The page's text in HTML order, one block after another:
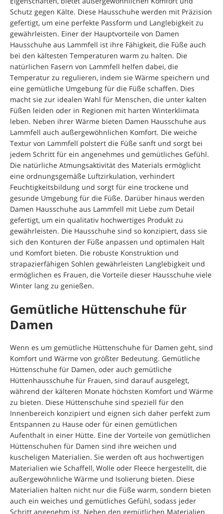
Schutz gegen Kälte. Diese Hausschuhe werden mit Präzision
gefertigt, um eine perfekte Passform und Langlebigkeit zu
gewährleisten. Einer der Hauptvorteile von Damen
Hausschuhe aus Lammfell ist ihre Fähigkeit, die Füße auch
bei den kältesten Temperaturen warm zu halten. Die
natürlichen Fasern von Lammfell helfen dabei, die
Temperatur zu regulieren, indem sie Wärme speichern und
eine gemütliche Umgebung für die Füße schaffen. Dies
macht sie zur idealen Wahl für Menschen, die unter kalten
Füßen leiden oder in Regionen mit harten Winterklimata
leben. Neben ihrer Wärme bieten Damen Hausschuhe aus
Lammfell auch außergewöhnlichen Komfort. Die weiche
Textur von Lammfell polstert die Füße sanft und sorgt bei
jedem Schritt für ein angenehmes und gemütliches Gefühl.
Die natürliche Atmungsaktivität des Materials ermöglicht
eine ordnungsgemäße Luftzirkulation, verhindert
Feuchtigkeitsbildung und sorgt für eine trockene und
gesunde Umgebung für die Füße. Darüber hinaus werden
Damen Hausschuhe aus Lammfell mit Liebe zum Detail
gefertigt, um ein qualitativ hochwertiges Produkt zu
gewährleisten. Die Hausschuhe sind so konzipiert, dass sie
sich den Konturen der Füße anpassen und optimalen Halt
und Komfort bieten. Die robuste Konstruktion und
strapazierfähigen Sohlen gewährleisten Langlebigkeit und
ermöglichen es Frauen, die Vorteile dieser Hausschuhe viele
Winter lang zu genießen.
Gemütliche Hüttenschuhe für
Damen
Wenn es um gemütliche Hüttenschuhe für Damen geht, sind
Komfort und Wärme von größter Bedeutung. Gemütliche
Hüttenschuhe für Damen, oder auch gemütliche
Hüttenhausschuhe für Frauen, sind darauf ausgelegt,
während der kälteren Monate höchsten Komfort und Wärme
zu bieten. Diese Hüttenschuhe sind speziell für den
Innenbereich konzipiert und eignen sich daher perfekt zum
Entspannen zu Hause oder für einen gemütlichen
Aufenthalt in einer Hütte. Eine der Vorteile von gemütlichen
Hüttenschuhen für Damen sind ihre weichen und
kuscheligen Materialien. Sie werden oft aus hochwertigen
Materialien wie Schaffell, Wolle oder Fleece hergestellt, die
außergewöhnliche Wärme und Isolierung bieten. Diese
Materialien halten nicht nur die Füße warm, sondern bieten
auch ein weiches und gemütliches Gefühl, sodass jeder
Schritt angenehm ist. Neben den gemütlichen Materialien